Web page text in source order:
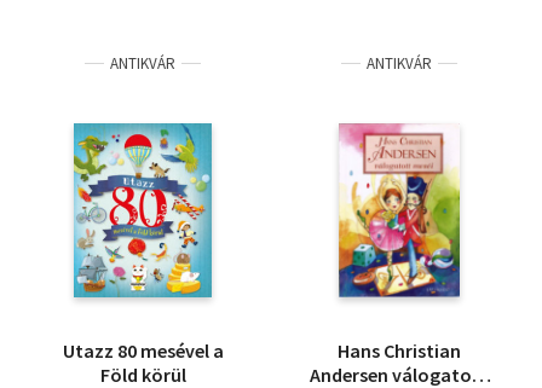
ANTIKVÁR
Utazz 80 mesével a
Föld körül
ANTIKVÁR
Hans Christian
Andersen válogatott